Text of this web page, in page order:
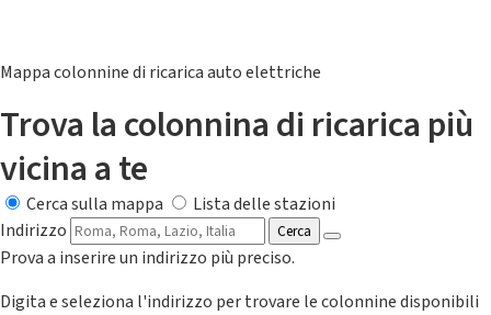
Mappa colonnine di ricarica auto elettriche
Trova la colonnina di ricarica più
vicina a te
Cerca sulla mappa
Lista delle stazioni
Indirizzo
Cerca
Prova a inserire un indirizzo più preciso.
Digita e seleziona l'indirizzo per trovare le colonnine disponibili